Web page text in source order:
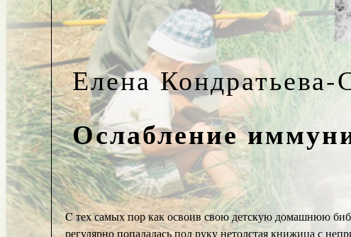
Елена
Ослабление
C тех самых пор как освоив свою детскую домашнюю
регулярно попадалась под руку нетолстая книжица с